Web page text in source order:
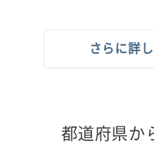
さらに詳
都道府県か